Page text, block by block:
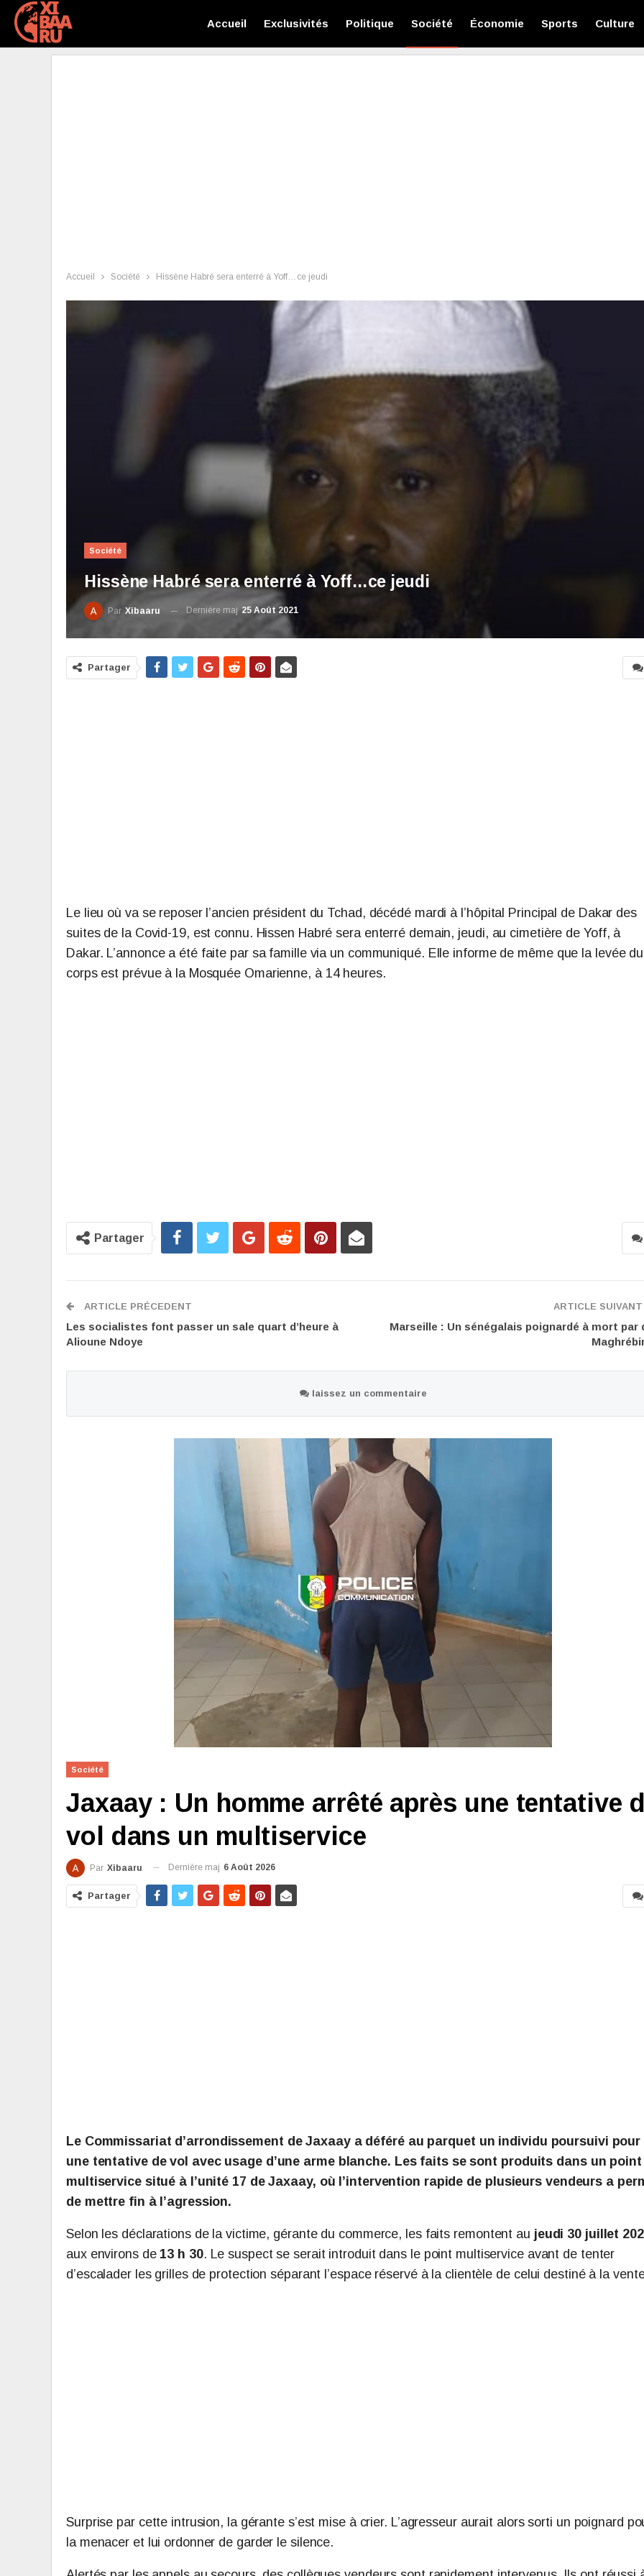
Accueil Exclusivités Politique Société Économie Sports Culture
Accueil Société Hissène Habré sera enterré à Yoff…ce jeudi
Société
Hissène Habré sera enterré à Yoff…ce jeudi
Par Xibaaru Dernière maj 25 Août 2021
Partager
Le lieu où va se reposer l’ancien président du Tchad, décédé mardi à l’hôpital Principal de Dakar des
suites de la Covid-19, est connu. Hissen Habré sera enterré demain, jeudi, au cimetière de Yoff, à
Dakar. L’annonce a été faite par sa famille via un communiqué. Elle informe de même que la levée du
corps est prévue à la Mosquée Omarienne, à 14 heures. ​
Partager
ARTICLE PRÉCEDENT
Les socialistes font passer un sale quart d’heure à
Alioune Ndoye
ARTICLE
Marseille : Un sénégalais poignardé à mort par
laissez un commentaire
Société
Jaxaay : Un homme arrêté après une tentative
vol dans un multiservice
Par Xibaaru Dernière maj 6 Août 2026
Partager
Le Commissariat d’arrondissement de Jaxaay a déféré au parquet un individu poursuivi pour
une tentative de vol avec usage d’une arme blanche. Les faits se sont produits dans un point
multiservice situé à l’unité 17 de Jaxaay, où l’intervention rapide de plusieurs vendeurs a
de mettre fin à l’agression.
Selon les déclarations de la victime, gérante du commerce, les faits remontent au jeudi 30 juillet
aux environs de 13 h 30. Le suspect se serait introduit dans le point multiservice avant de tenter
d’escalader les grilles de protection séparant l’espace réservé à la clientèle de celui destiné à la
Surprise par cette intrusion, la gérante s’est mise à crier. L’agresseur aurait alors sorti un poignard
la menacer et lui ordonner de garder le silence.